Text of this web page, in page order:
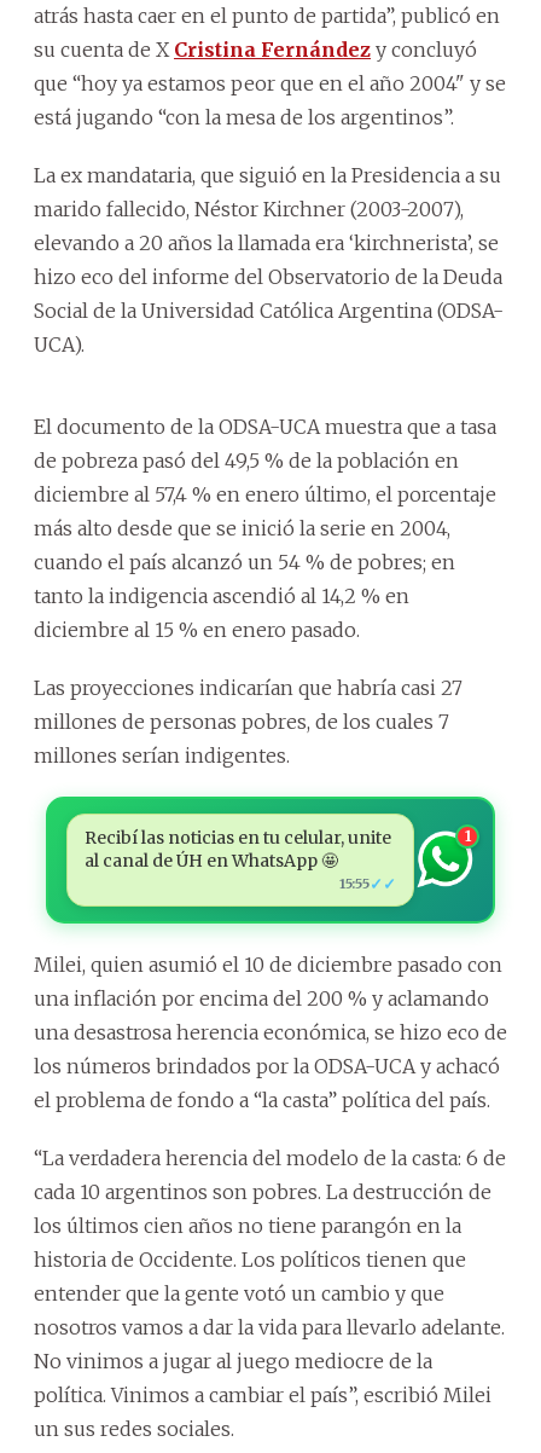
atrás hasta caer en el punto de partida”, publicó en
su cuenta de X Cristina Fernández y concluyó
que “hoy ya estamos peor que en el año 2004" y se
está jugando “con la mesa de los argentinos”.
La ex mandataria, que siguió en la Presidencia a su
marido fallecido, Néstor Kirchner (2003-2007),
elevando a 20 años la llamada era ‘kirchnerista’, se
hizo eco del informe del Observatorio de la Deuda
Social de la Universidad Católica Argentina (ODSA-
UCA).
El documento de la ODSA-UCA muestra que a tasa
de pobreza pasó del 49,5 % de la población en
diciembre al 57,4 % en enero último, el porcentaje
más alto desde que se inició la serie en 2004,
cuando el país alcanzó un 54 % de pobres; en
tanto la indigencia ascendió al 14,2 % en
diciembre al 15 % en enero pasado.
Las proyecciones indicarían que habría casi 27
millones de personas pobres, de los cuales 7
millones serían indigentes.
Recibí las noticias en tu celular, unite
al canal de ÚH en WhatsApp 🤩
15:55✓✓
1
Milei, quien asumió el 10 de diciembre pasado con
una inflación por encima del 200 % y aclamando
una desastrosa herencia económica, se hizo eco de
los números brindados por la ODSA-UCA y achacó
el problema de fondo a “la casta” política del país.
“La verdadera herencia del modelo de la casta: 6 de
cada 10 argentinos son pobres. La destrucción de
los últimos cien años no tiene parangón en la
historia de Occidente. Los políticos tienen que
entender que la gente votó un cambio y que
nosotros vamos a dar la vida para llevarlo adelante.
No vinimos a jugar al juego mediocre de la
política. Vinimos a cambiar el país”, escribió Milei
un sus redes sociales.